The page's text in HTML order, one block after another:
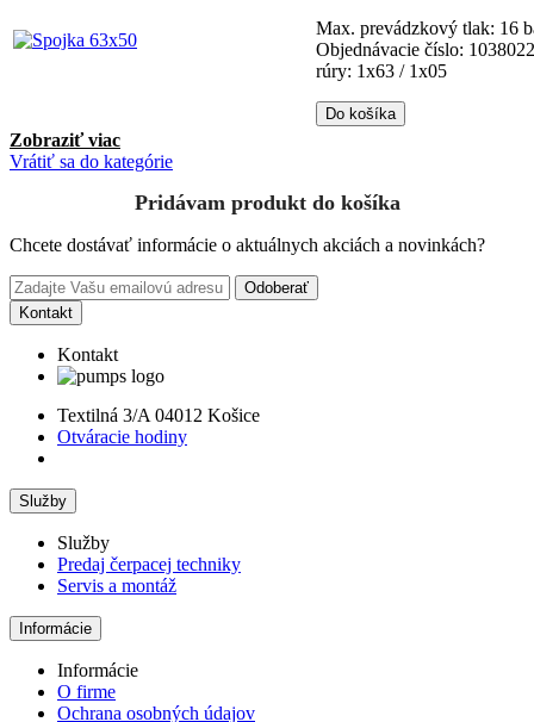
Max. prevádzkový tlak: 16
Objednávacie číslo:
rúry: 1x63 / 1x05
Do košíka
Zobraziť viac
Vrátiť sa do kategórie
Pridávam produkt do košíka
Chcete dostávať informácie o aktuálnych akciách a novinkách?
Odoberať
Kontakt
Kontakt
Textilná 3/A 04012 Košice
Otváracie hodiny
Služby
Služby
Predaj čerpacej techniky
Servis a montáž
Informácie
Informácie
O firme
Ochrana osobných údajov